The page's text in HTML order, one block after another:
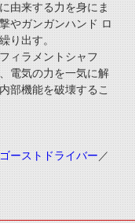
由来する力を身にま
やガンガンハンド ロ
り出す。
ィラメントシャフ
電気の力を一気に解
部機能を破壊するこ
ゴーストドライバー ／